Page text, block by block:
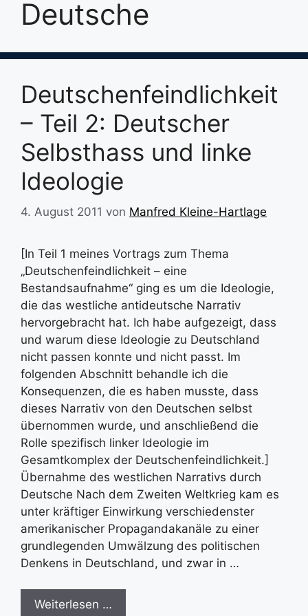
Deutsche
Deutschenfeindlichkeit
– Teil 2: Deutscher
Selbsthass und linke
Ideologie
4. August 2011 von Manfred Kleine-Hartlage
[In Teil 1 meines Vortrags zum Thema
„Deutschenfeindlichkeit – eine
Bestandsaufnahme“ ging es um die Ideologie,
die das westliche antideutsche Narrativ
hervorgebracht hat. Ich habe aufgezeigt, dass
und warum diese Ideologie zu Deutschland
nicht passen konnte und nicht passt. Im
folgenden Abschnitt behandle ich die
Konsequenzen, die es haben musste, dass
dieses Narrativ von den Deutschen selbst
übernommen wurde, und anschließend die
Rolle spezifisch linker Ideologie im
Gesamtkomplex der Deutschenfeindlichkeit.]
Übernahme des westlichen Narrativs durch
Deutsche Nach dem Zweiten Weltkrieg kam es
unter kräftiger Einwirkung verschiedenster
amerikanischer Propagandakanäle zu einer
grundlegenden Umwälzung des politischen
Denkens in Deutschland, und zwar in …
Weiterlesen …